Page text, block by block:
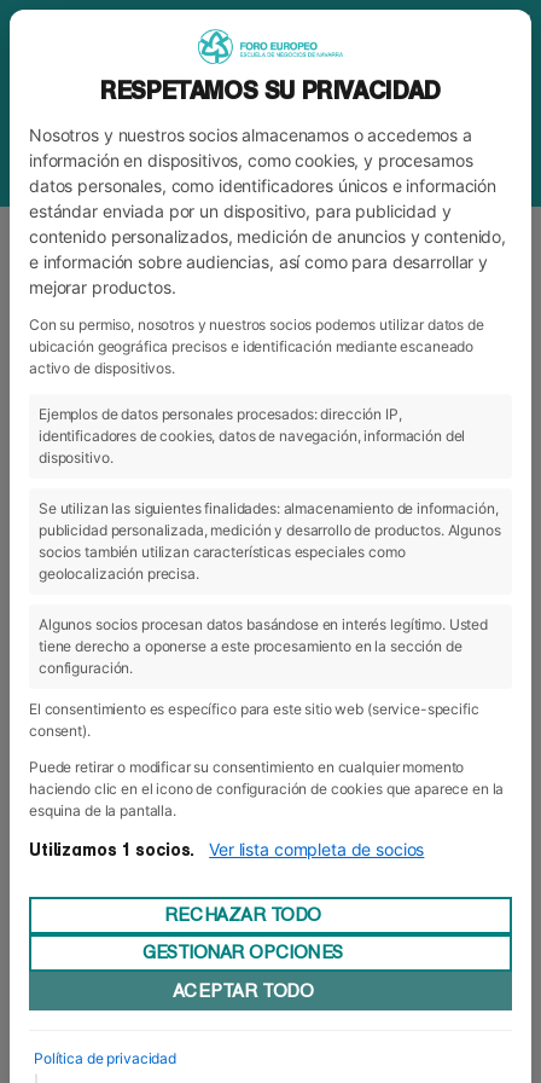
ETIQUETATORRESWING
17 May 2019
Aires de Puerto Rico en Cizur Menor
Durante esta semana, un nuevo grupo de 21
con su alegría, infinita curiosidad y entusiasmo
RESPETAMOS SU PRIVACIDAD
Nosotros y nuestros socios almacenamos o accedemos a
información en dispositivos, como cookies, y procesamos
datos personales, como identificadores únicos e información
estándar enviada por un dispositivo, para publicidad y
contenido personalizados, medición de anuncios y contenido,
e información sobre audiencias, así como para desarrollar y
mejorar productos.
Con su permiso, nosotros y nuestros socios podemos utilizar datos de
ubicación geográfica precisos e identificación mediante escaneado
activo de dispositivos.
Ejemplos de datos personales procesados: dirección IP,
identificadores de cookies, datos de navegación, información del
dispositivo.
Se utilizan las siguientes finalidades: almacenamiento de información,
publicidad personalizada, medición y desarrollo de productos. Algunos
socios también utilizan características especiales como
geolocalización precisa.
Algunos socios procesan datos basándose en interés legítimo. Usted
tiene derecho a oponerse a este procesamiento en la sección de
configuración.
El consentimiento es específico para este sitio web (service-specific
consent).
Puede retirar o modificar su consentimiento en cualquier momento
haciendo clic en el icono de configuración de cookies que aparece en la
esquina de la pantalla.
Utilizamos 1 socios. Ver lista completa de socios
RECHAZAR TODO
GESTIONAR OPCIONES
ACEPTAR TODO
Política de privacidad